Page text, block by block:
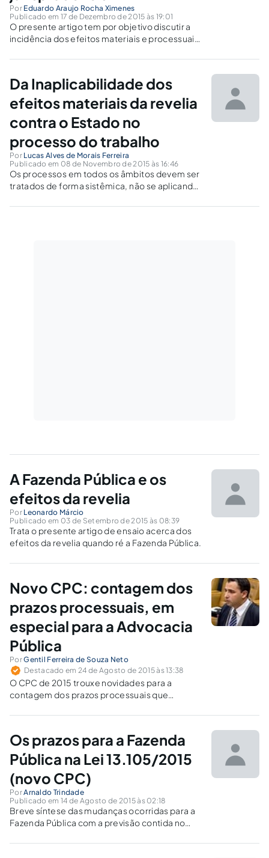
Por Eduardo Araujo Rocha Ximenes
Publicado em 17 de Dezembro de 2015 às 19:01
O presente artigo tem por objetivo discutir a
incidência dos efeitos materiais e processuais
de diversas prerrogativas conferidas pela
peça de defesa.
Da Inaplicabilidade dos
efeitos materiais da revelia
contra o Estado no
processo do trabalho
Por Lucas Alves de Morais Ferreira
Publicado em 08 de Novembro de 2015 às 16:46
Os processos em todos os âmbitos devem ser
tratados de forma sistêmica, não se aplicando
Estado, mesmo no processo trabalhista,
A Fazenda Pública e os
efeitos da revelia
Por Leonardo Márcio
Publicado em 03 de Setembro de 2015 às 08:39
Trata o presente artigo de ensaio acerca dos
efeitos da revelia quando ré a Fazenda Pública.
Novo CPC: contagem dos
prazos processuais, em
especial para a Advocacia
Pública
PorGentil Ferreira de Souza Neto
Destacado em 24 de Agosto de 2015 às 13:38
O CPC de 2015 trouxe novidades para a
contagem dos prazos processuais que
permanecendo atento às peculiaridades da
Os prazos para a Fazenda
Pública na Lei 13.105/2015
(novo CPC)
PorArnaldo Trindade
Publicado em 14 de Agosto de 2015 às 02:18
Breve síntese das mudanças ocorridas para a
Fazenda Pública com a previsão contida no